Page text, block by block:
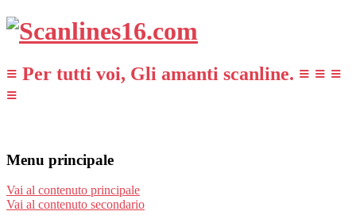
≡ Per tutti voi, Gli amanti scanline. ≡ ≡ ≡
≡
Menu principale
Vai al contenuto principale
Vai al contenuto secondario